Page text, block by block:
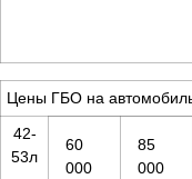
Цены ГБО на
42-
53л
60
000
85
000